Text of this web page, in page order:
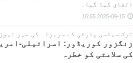
اتفاق کیا گیا۔
2025-09-15 16:55
ترک سیاسی پارٹی کے سربراہ کی مہر
زنگزور کوریڈور: اسرائیلی-
کی سلامتی کو خطرہ